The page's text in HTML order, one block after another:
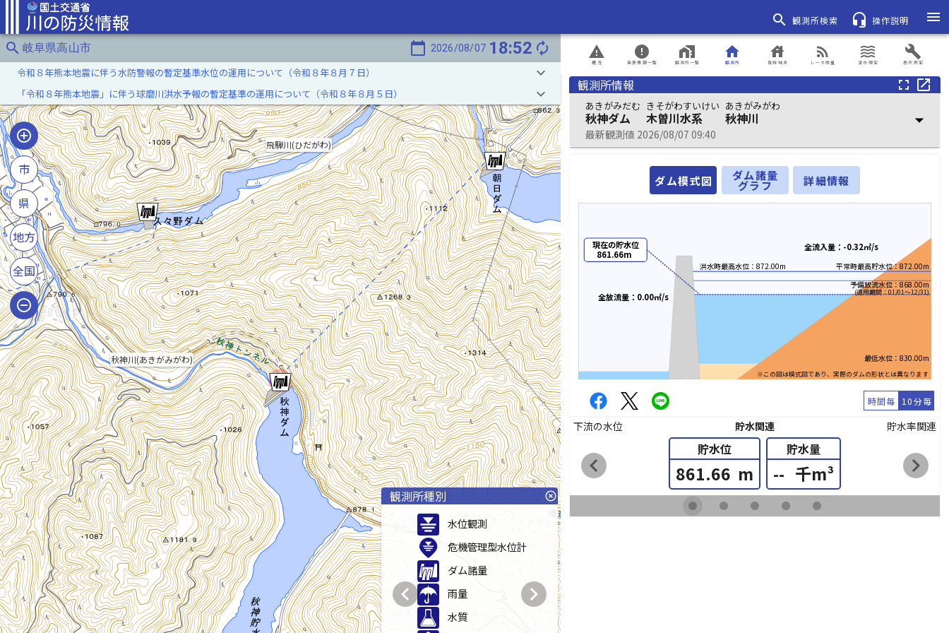
search 観測所検索 headset_mic 操作説明
menu
search 岐阜県高山市 calendar_today 2026/08/07 18:52 autorenew
飛騨川(ひだがわ)
秋神川(あきがみがわ)
令和８年熊本地震に伴う水防警報の暫定基準水位の運用について（令和８年８月７日） keyboard_arrow_down
「令和８年熊本地震」に伴う球磨川洪水予報の暫定基準の運用について（令和８年８月５日） keyboard_arrow_down
市
県
地方
全国
観測所種別 highlight_off
水位観測
危機管理型水位計
ダム諸量
雨量
水質
chevron_left chevron_right
概況
report_problem
発表情報一覧
error
観測所一覧
home_work
観測所
home
登録地点
house
レーダ雨量
rss_feed
浸水想定
waves
表示設定
build
観測所情報
fullscreen open_in_new
あきがみだむ
秋神ダム
きそがわすいけい
木曽川水系
あきがみがわ
秋神川
最新観測値 2026/08/07 09:40
arrow_drop_down
ダム模式図 ダム諸量
グラフ 詳細情報
※この図は模式図であり、実際のダムの形状とは異なります
洪水時最高水位：872.00m
平常時最高貯水位：872.00m
予備放流水位：868.00m
(適用期間：01/01～12/31)
最低水位：830.00m
現在の貯水位
861.66m
全流入量：-0.32㎥/s
全放流量：0.00㎥/s
時間毎 10分毎
下流の水位 貯水関連 貯水率関連
貯水位
861.66 m
貯水量
-- 千m³
chevron_left chevron_right
fiber_manual_record fiber_manual_record fiber_manual_record fiber_manual_record fiber_manual_record